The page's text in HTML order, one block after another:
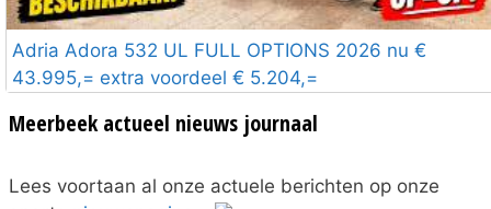
Adria Adora 532 UL FULL OPTIONS 2026 nu €
43.995,= extra voordeel € 5.204,=
Meerbeek actueel nieuws journaal
Lees voortaan al onze actuele berichten op onze